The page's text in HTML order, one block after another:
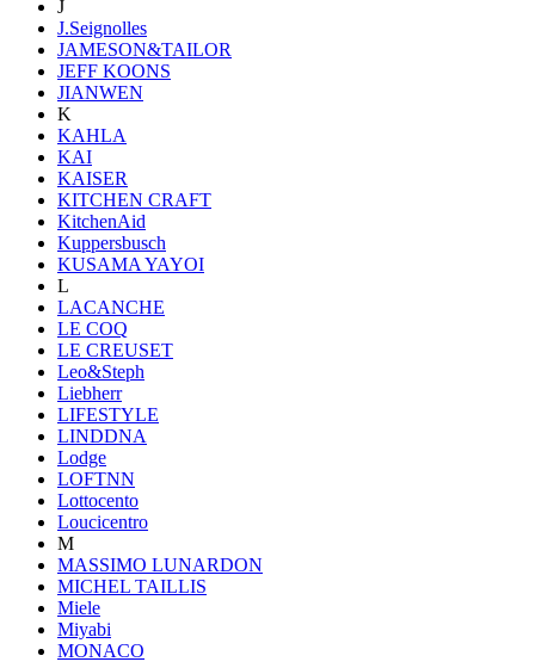
J
J.Seignolles
JAMESON&TAILOR
JEFF KOONS
JIANWEN
K
KAHLA
KAI
KAISER
KITCHEN CRAFT
KitchenAid
Kuppersbusch
KUSAMA YAYOI
L
LACANCHE
LE COQ
LE CREUSET
Leo&Steph
Liebherr
LIFESTYLE
LINDDNA
Lodge
LOFTNN
Lottocento
Loucicentro
M
MASSIMO LUNARDON
MICHEL TAILLIS
Miele
Miyabi
MONACO